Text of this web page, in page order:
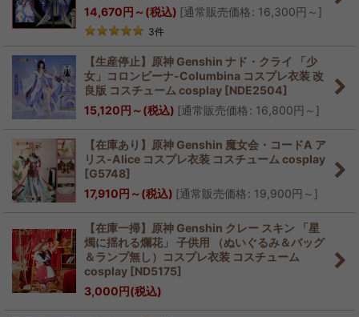
14,670円 ～(税込) [通常販売価格: 16,300円 ～ ]
3件
【生産停止】原神 Genshin ナド・クライ 「少
女」コロンビーナ-Columbina コスプレ衣装 改
良版 コスチューム cosplay [NDE2504]
15,120円 ～(税込) [通常販売価格: 16,800円 ～ ]
【在庫あり】原神 Genshin 魔女会・コードA ア
リス-Alice コスプレ衣装 コスチューム cosplay
[G5748]
17,910円 ～(税込) [通常販売価格: 19,900円 ～ ]
【在庫一掃】原神 Genshin クレー スキン 「星
燭に揺れる爛花」 子供用 （ぬいぐるみ＆バッグ
＆ランプ無し）コスプレ衣装 コスチューム
cosplay [ND5175]
3,000円(税込)